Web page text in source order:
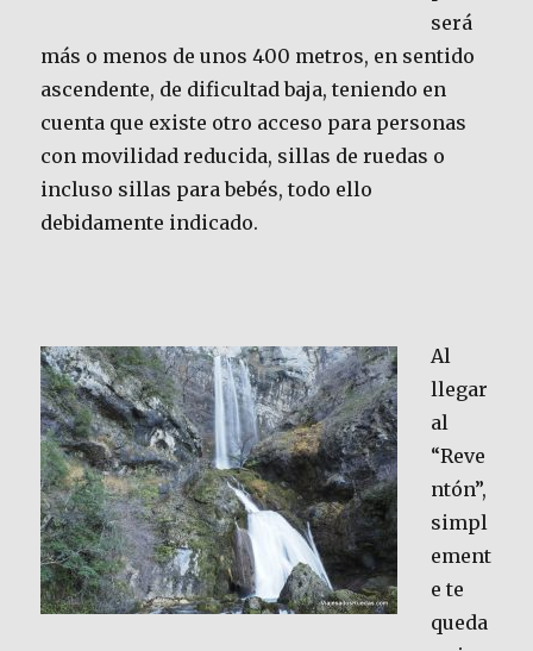
será
más o menos de unos 400 metros, en sentido
ascendente, de dificultad baja, teniendo en
cuenta que existe otro acceso para personas
con movilidad reducida, sillas de ruedas o
incluso sillas para bebés, todo ello
debidamente indicado.
Al
llegar
al
“Reve
ntón”,
simpl
ement
e te
queda